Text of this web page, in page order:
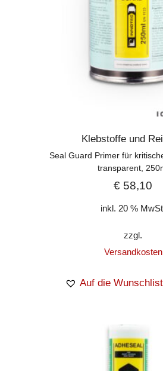
Klebstoffe und
Seal Guard Primer für
transparent,
€ 58,10
inkl. 20 %
zzgl.
Versandkosten
Auf die